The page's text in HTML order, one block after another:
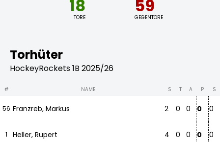
18
TORE
59
GEGENTORE
Torhüter
HockeyRockets 1B 2025/26
# NAME S T A P S
56 Franzreb, Markus 2 0 0 0 0
1 Heller, Rupert 4 0 0 0 0